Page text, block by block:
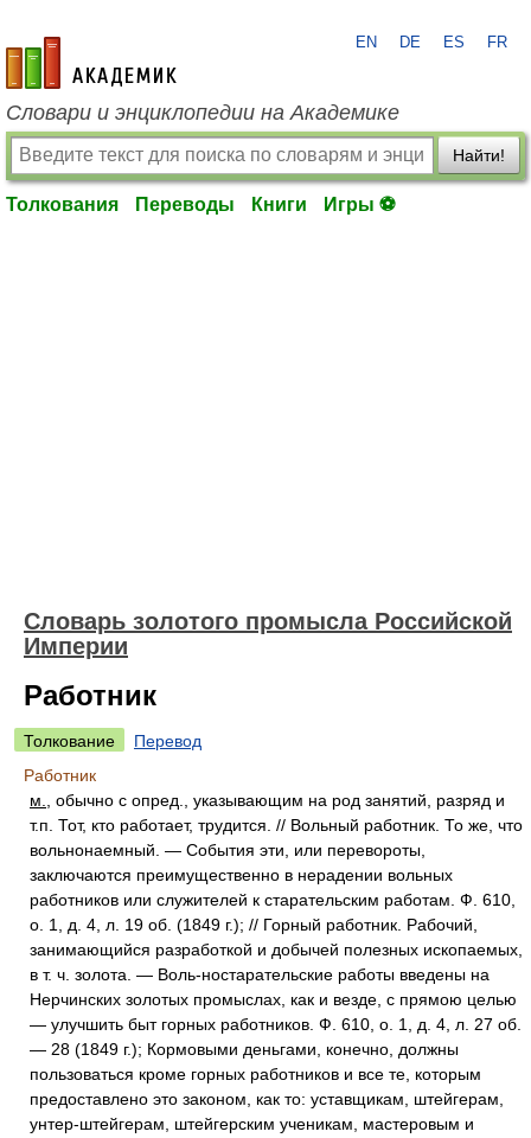
academic.ru
EN DE ES FR
Словари и энциклопедии на Академике
Найти!
Толкования Переводы Книги Игры ⚽
Словарь золотого промысла Российской
Империи
Работник
Толкование
Перевод
Работник
м.
, обычно с опред., указывающим на род занятий, разряд и
т.п. Тот, кто работает, трудится. // Вольный работник. То же, что
вольнонаемный. — События эти, или перевороты,
заключаются преимущественно в нерадении вольных
работников или служителей к старательским работам. Ф. 610,
о. 1, д. 4, л. 19 об. (1849 г.); // Горный работник. Рабочий,
занимающийся разработкой и добычей полезных ископаемых,
в т. ч. золота. — Воль-ностарательские работы введены на
Нерчинских золотых промыслах, как и везде, с прямою целью
— улучшить быт горных работников. Ф. 610, о. 1, д. 4, л. 27 об.
— 28 (1849 г.); Кормовыми деньгами, конечно, должны
пользоваться кроме горных работников и все те, которым
предоставлено это законом, как то: уставщикам, штейгерам,
унтер-штейгерам, штейгерским ученикам, мастеровым и